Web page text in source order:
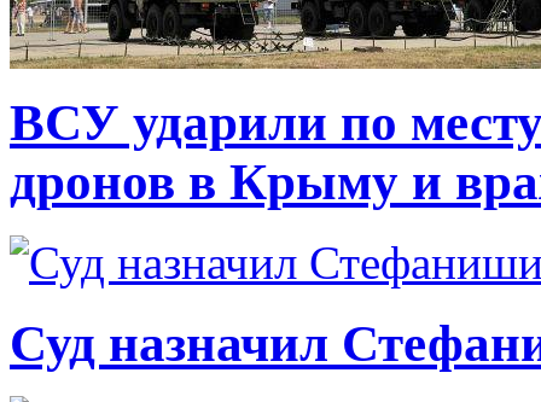
ВСУ ударили по
дронов в Крыму и
Суд назначил